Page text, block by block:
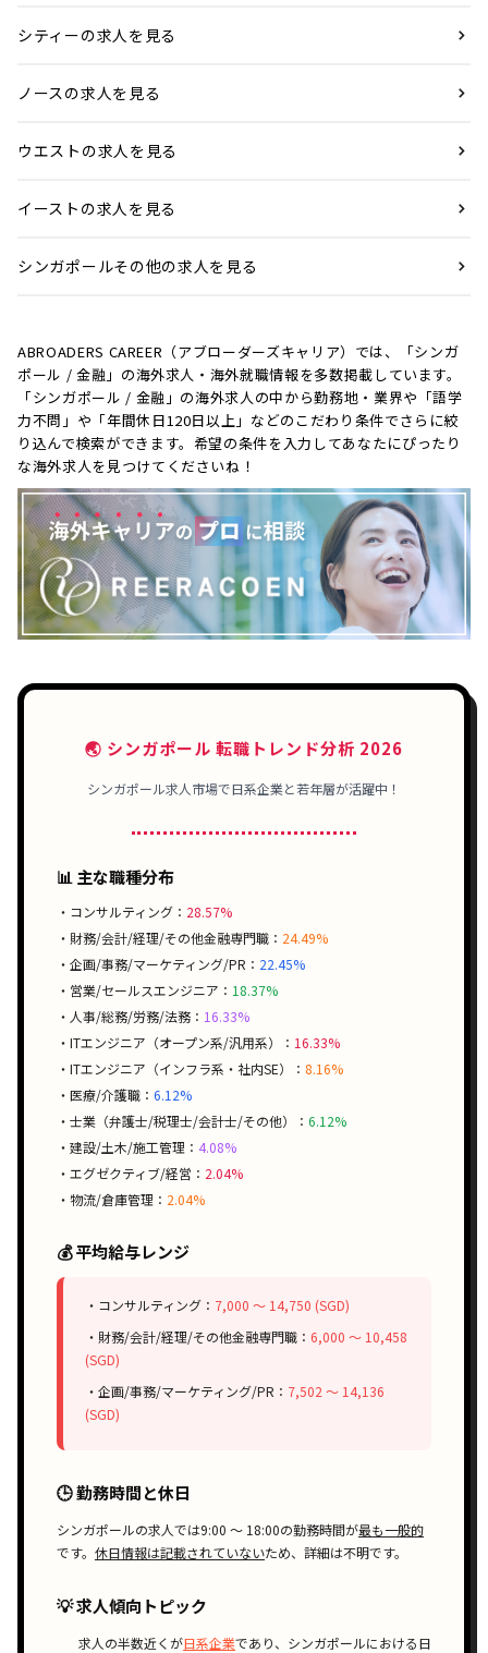
シティーの求人を見る
ノースの求人を見る
ウエストの求人を見る
イーストの求人を見る
シンガポールその他の求人を見る
ABROADERS CAREER（アブローダーズキャリア）では、「シンガ
ポール / 金融」の海外求人・海外就職情報を多数掲載しています。
「シンガポール / 金融」の海外求人の中から勤務地・業界や「語学
力不問」や「年間休日120日以上」などのこだわり条件でさらに絞
り込んで検索ができます。希望の条件を入力してあなたにぴったり
な海外求人を見つけてくださいね！
🌏 シンガポール 転職トレンド分析 2026
シンガポール求人市場で日系企業と若年層が活躍中！
📊 主な職種分布
・コンサルティング： 28.57%
・財務/会計/経理/その他金融専門職： 24.49%
・企画/事務/マーケティング/PR： 22.45%
・営業/セールスエンジニア： 18.37%
・人事/総務/労務/法務： 16.33%
・ITエンジニア（オープン系/汎用系）： 16.33%
・ITエンジニア（インフラ系・社内SE）： 8.16%
・医療/介護職： 6.12%
・士業（弁護士/税理士/会計士/その他）： 6.12%
・建設/土木/施工管理： 4.08%
・エグゼクティブ/経営： 2.04%
・物流/倉庫管理： 2.04%
💰 平均給与レンジ
・コンサルティング： 7,000 〜 14,750 (SGD)
・財務/会計/経理/その他金融専門職： 6,000 〜 10,458
(SGD)
・企画/事務/マーケティング/PR： 7,502 〜 14,136
(SGD)
🕒 勤務時間と休日
シンガポールの求人では9:00 〜 18:00の勤務時間が最も一般的
です。 休日情報は記載されていないため、詳細は不明です。
💡 求人傾向トピック
求人の半数近くが日系企業であり、シンガポールにおける日